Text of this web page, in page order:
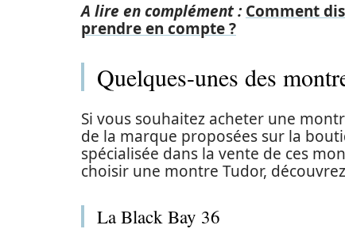
A lire en complément : Comment
prendre en compte ?
Quelques-unes des
Si vous souhaitez acheter une
de la marque proposées sur la
spécialisée dans la vente de ces
choisir une montre Tudor,
La Black Bay 36